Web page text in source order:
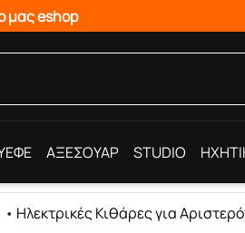
μας eshop
ΑΞΕΣΟΥΑΡ STUDIO
• Ηλεκτρικές Κιθάρες για